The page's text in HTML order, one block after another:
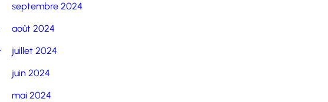
septembre 2024
août 2024
juillet 2024
juin 2024
mai 2024